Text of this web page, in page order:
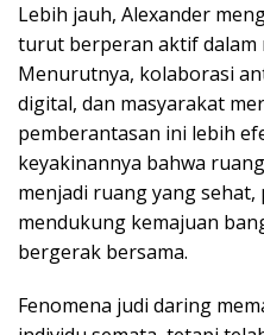
Lebih jauh, Alexander
turut berperan aktif dalam
Menurutnya, kolaborasi
digital, dan masyarakat
pemberantasan ini lebih
keyakinannya bahwa
menjadi ruang yang
mendukung kemajuan
bergerak bersama.
Fenomena judi daring